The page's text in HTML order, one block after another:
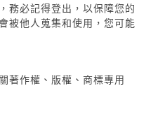
務必記得登出，以保障您的
被他人蒐集和使用，您可能
著作權、版權、商標專用